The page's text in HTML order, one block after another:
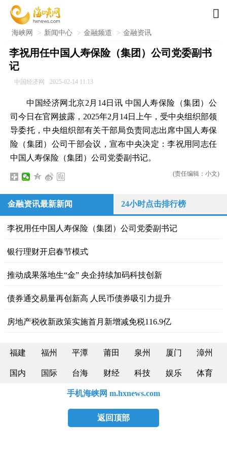

海峡网 > 新闻中心 > 金融频道 > 金融资讯
李祝用任中国人寿保险（集团）公司党委副书
记
中国经济网 2025-02-14 11:13
中国经济网北京2月14日讯 中国人寿保险（集团）公
司今日在官网披露，2025年2月14日上午，受中央组织部领
导委托，中央组织部有关干部局负责同志出席中国人寿保
险（集团）公司干部会议，宣布中央决定：李祝用同志任
中国人寿保险（集团）公司党委副书记。
(责任编辑：小文)
金融资讯最新新闻 24小时点击排行榜
李祝用任中国人寿保险（集团）公司党委副书记
银行理财开启春节模式
推动成果落地生“金” 央企持续加码科技创新
债券通交易量再创新高 人民币债券吸引力提升
房地产税收新政策实施首月新增减免税116.9亿
福建 福州 平潭 莆田 泉州 厦门 漳州
国内 国际 台海 财经 科技 娱乐 体育
手机海峡网 m.hxnews.com
返回顶部